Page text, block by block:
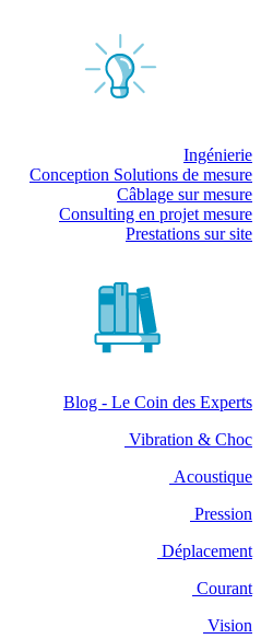
Ingénierie
Conception Solutions de mesure
Câblage sur mesure
Consulting en projet mesure
Prestations sur site
Blog - Le Coin des Experts
Vibration & Choc
Acoustique
Pression
Déplacement
Courant
Vision